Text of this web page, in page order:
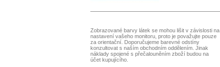
Zobrazované barvy látek se mohou lišit v závislosti na
nastavení vašeho monitoru, proto je považujte pouze
za orientační. Doporučujeme barevné odstíny
konzultovat s naším obchodním oddělením. Jinak
náklady spojené s přečalouněním zboží budou na
účet kupujícího.